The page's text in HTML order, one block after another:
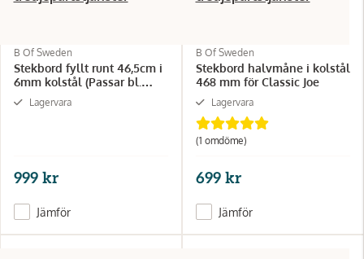
B Of Sweden
Stekbord fyllt runt 46,5cm i
6mm kolstål (Passar bl.
Classic joe I II III )
Lagervara
999 kr
Jämför
B Of Sweden
Stekbord halvmåne i kolstål
468 mm för Classic Joe
Lagervara
(1 omdöme)
699 kr
Jämför